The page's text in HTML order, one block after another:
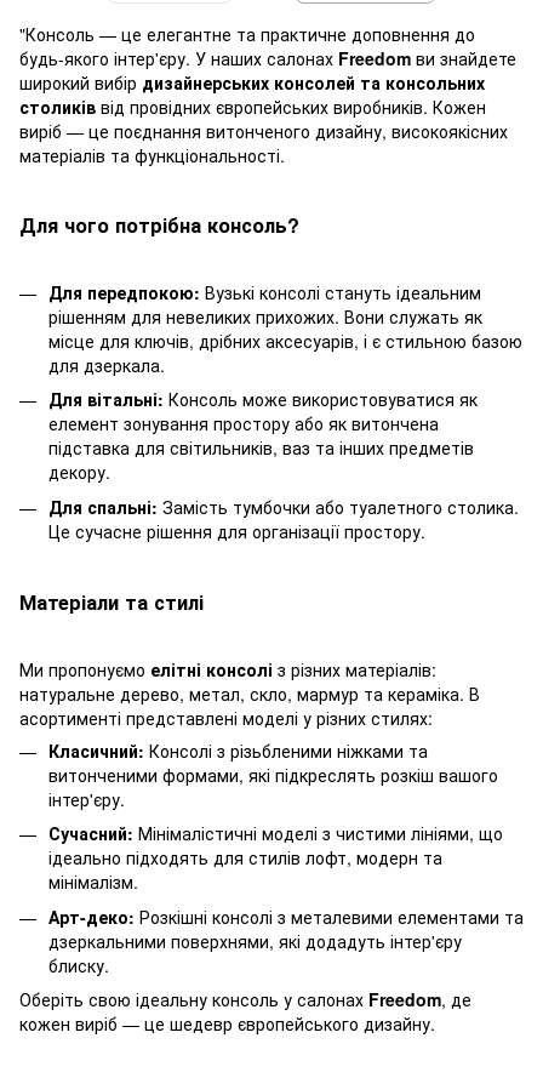
"Консоль — це елегантне та практичне доповнення до
будь-якого інтер'єру. У наших салонах Freedom ви знайдете
широкий вибір дизайнерських консолей та консольних
столиків від провідних європейських виробників. Кожен
виріб — це поєднання витонченого дизайну, високоякісних
матеріалів та функціональності.
Для чого потрібна консоль?
Для передпокою: Вузькі консолі стануть ідеальним
рішенням для невеликих прихожих. Вони служать як
місце для ключів, дрібних аксесуарів, і є стильною базою
для дзеркала.
Для вітальні: Консоль може використовуватися як
елемент зонування простору або як витончена
підставка для світильників, ваз та інших предметів
декору.
Для спальні: Замість тумбочки або туалетного столика.
Це сучасне рішення для організації простору.
Матеріали та стилі
Ми пропонуємо елітні консолі з різних матеріалів:
натуральне дерево, метал, скло, мармур та кераміка. В
асортименті представлені моделі у різних стилях:
Класичний: Консолі з різьбленими ніжками та
витонченими формами, які підкреслять розкіш вашого
інтер'єру.
Сучасний: Мінімалістичні моделі з чистими лініями, що
ідеально підходять для стилів лофт, модерн та
мінімалізм.
Арт-деко: Розкішні консолі з металевими елементами та
дзеркальними поверхнями, які додадуть інтер'єру
блиску.
Оберіть свою ідеальну консоль у салонах Freedom, де
кожен виріб — це шедевр європейського дизайну.